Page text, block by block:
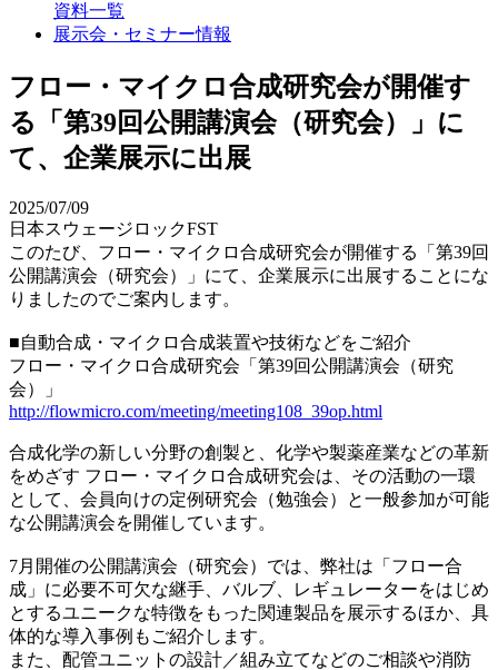
資料一覧
展示会・セミナー情報
フロー・マイクロ合成研究会が開催す
る「第39回公開講演会（研究会）」に
て、企業展示に出展
2025/07/09
日本スウェージロックFST
このたび、フロー・マイクロ合成研究会が開催する「第39回
公開講演会（研究会）」にて、企業展示に出展することにな
りましたのでご案内します。
■自動合成・マイクロ合成装置や技術などをご紹介
フロー・マイクロ合成研究会「第39回公開講演会（研究
会）」
http://flowmicro.com/meeting/meeting108_39op.html
合成化学の新しい分野の創製と、化学や製薬産業などの革新
をめざす フロー・マイクロ合成研究会は、その活動の一環
として、会員向けの定例研究会（勉強会）と一般参加が可能
な公開講演会を開催しています。
7月開催の公開講演会（研究会）では、弊社は「フロー合
成」に必要不可欠な継手、バルブ、レギュレーターをはじめ
とするユニークな特徴をもった関連製品を展示するほか、具
体的な導入事例もご紹介します。
また、配管ユニットの設計／組み立てなどのご相談や消防